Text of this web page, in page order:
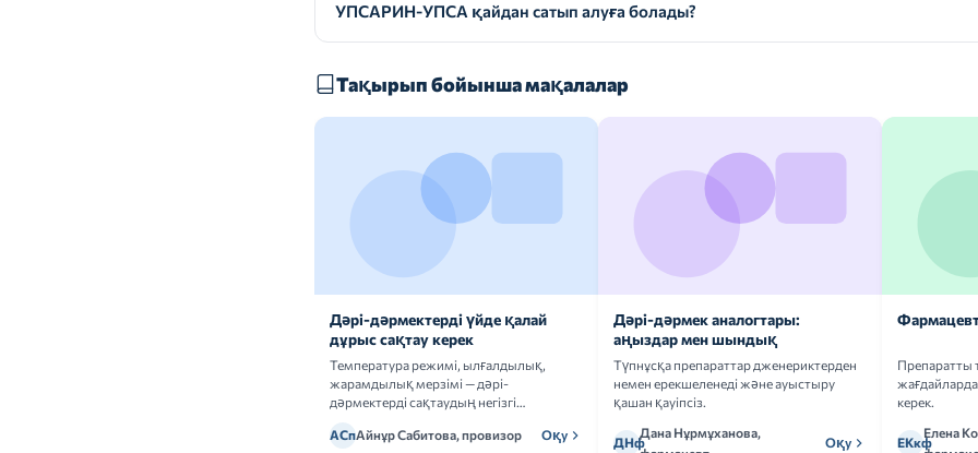
УПСАРИН-УПСА қайдан сатып алуға болады?
Тақырып бойынша мақалалар
Дәрі-дәрмектерді үйде қалай
дұрыс сақтау керек
Температура режимі, ылғалдылық,
жарамдылық мерзімі — дәрі-
дәрмектерді сақтаудың негізгі
АСпАйнұр Сабитова, провизор Оқу
Дәрі-дәрмек аналогтары:
аңыздар мен шындық
Түпнұсқа препараттар дженериктерден
немен ерекшеленеді және ауыстыру
қашан қауіпсіз.
ДНф
Дана Нұрмұханова,
Оқу
Препаратты
жағдайларда
керек.
ЕКкф
Елена